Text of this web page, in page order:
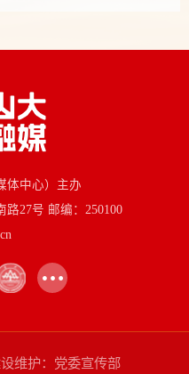
体中心）主办
27号 邮编：250100
维护：党委宣传部